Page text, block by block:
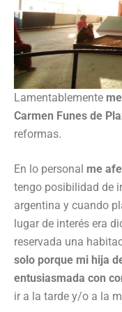
Lamentablemente
Carmen Funes de
reformas.
En lo personal me
tengo posibilidad de
argentina y cuando
lugar de interés era
reservada una
solo porque mi hija
entusiasmada con
ir a la tarde y/o a la